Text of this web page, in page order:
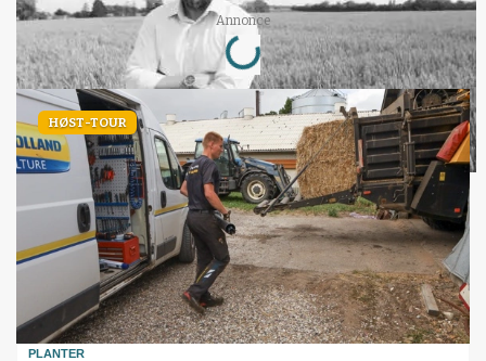
Annonce
Loading...
HØST-TOUR
PLANTER